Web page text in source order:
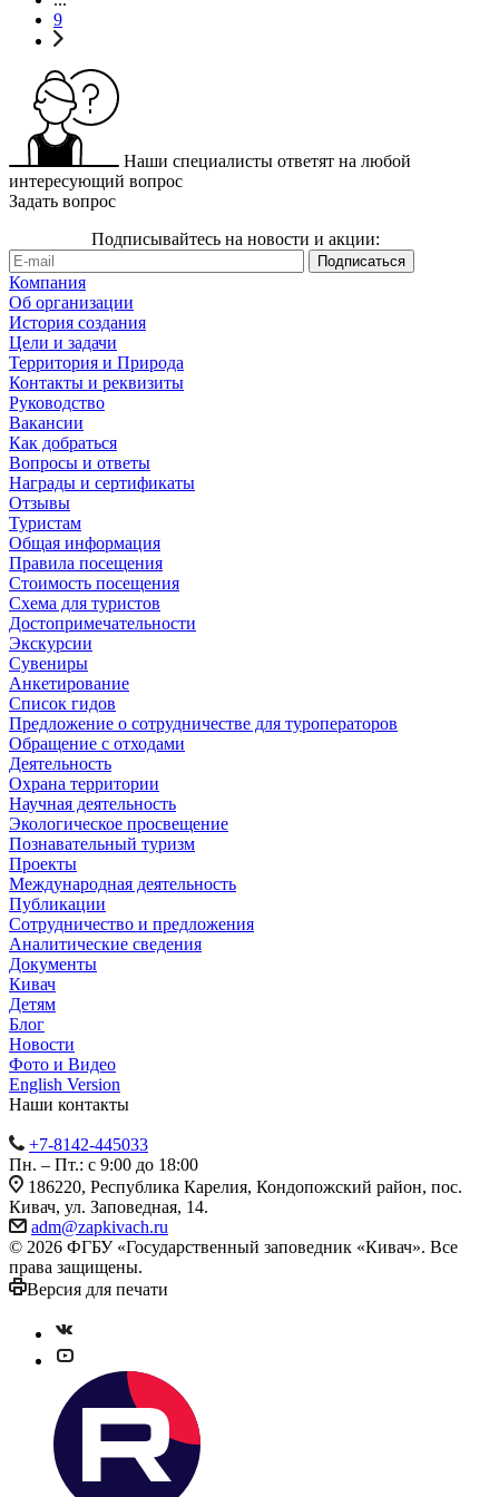
9
Наши специалисты ответят на любой
интересующий вопрос
Задать вопрос
Подписывайтесь на новости и акции:
Компания
Об организации
История создания
Цели и задачи
Территория и Природа
Контакты и реквизиты
Руководство
Вакансии
Как добраться
Вопросы и ответы
Награды и сертификаты
Отзывы
Туристам
Общая информация
Правила посещения
Стоимость посещения
Схема для туристов
Достопримечательности
Экскурсии
Сувениры
Анкетирование
Список гидов
Предложение о сотрудничестве для туроператоров
Обращение с отходами
Деятельность
Охрана территории
Научная деятельность
Экологическое просвещение
Познавательный туризм
Проекты
Международная деятельность
Публикации
Сотрудничество и предложения
Аналитические сведения
Документы
Кивач
Детям
Блог
Новости
Фото и Видео
English Version
Наши контакты
+7-8142-445033
Пн. – Пт.: с 9:00 до 18:00
186220, Республика Карелия, Кондопожский район, пос.
Кивач, ул. Заповедная, 14.
adm@zapkivach.ru
© 2026 ФГБУ «Государственный заповедник «Кивач». Все
права защищены.
Версия для печати